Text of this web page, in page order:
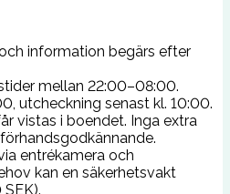
information begärs efter
mellan 22:00–08:00.
utcheckning senast kl. 10:00.
vistas i boendet. Inga extra
entrékamera och
kan en säkerhetsvakt